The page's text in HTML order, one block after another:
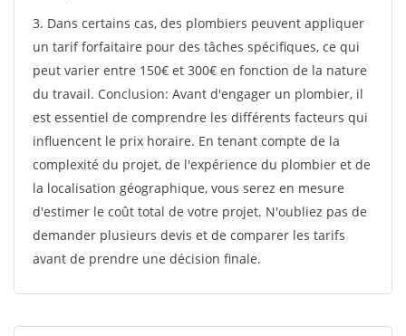
3. Dans certains cas, des plombiers peuvent appliquer
un tarif forfaitaire pour des tâches spécifiques, ce qui
peut varier entre 150€ et 300€ en fonction de la nature
du travail. Conclusion: Avant d'engager un plombier, il
est essentiel de comprendre les différents facteurs qui
influencent le prix horaire. En tenant compte de la
complexité du projet, de l'expérience du plombier et de
la localisation géographique, vous serez en mesure
d'estimer le coût total de votre projet. N'oubliez pas de
demander plusieurs devis et de comparer les tarifs
avant de prendre une décision finale.